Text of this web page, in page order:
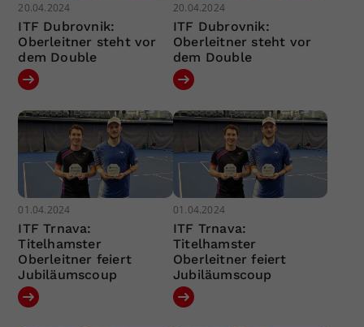
20.04.2024
ITF Dubrovnik:
Oberleitner steht vor
dem Double
20.04.2024
ITF Dubrovnik:
Oberleitner steht vor
dem Double
01.04.2024
ITF Trnava:
Titelhamster
Oberleitner feiert
Jubiläumscoup
01.04.2024
ITF Trnava:
Titelhamster
Oberleitner feiert
Jubiläumscoup